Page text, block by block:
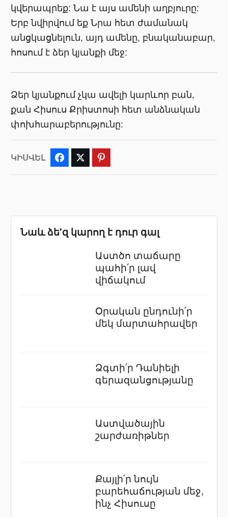
կվերապրեք: Նա է այս ամենի աղբյուրը:
Երբ նվիրվում եք Նրա հետ ժամանակ
անցկացնելուն, այդ ամենը, բնականաբար,
հոսում է ձեր կյանքի մեջ:
Ձեր կյանքում չկա ավելի կարևոր բան,
քան Հիսուս Քրիստոսի հետ անձնական
փոխհարաբերությունը:
ԿԻՍՎԵԼ FacebookTwitter
Նաև ձե'զ կարող է դուր գալ
Աստծո տաճարը
պահի՛ր լավ
վիճակում
Օրական ընդունի՛ր
մեկ մարտահրավեր
Ձգտի՛ր Դանիելի
գերազանցությանը
Աստվածային
շարժառիթներ
Քայլի՛ր նույն
բարեհաճության մեջ,
ինչ Հիսուսը